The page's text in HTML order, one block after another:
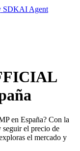
SDKAI Agent
en España? Con la
seguir el precio de
el mercado y